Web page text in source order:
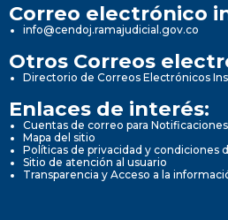
Correo electrónico
info@cendoj.ramajudicial.gov.co
Otros Correos
Directorio de Correos Electrónicos
Enlaces de interés:
Cuentas de correo para
Mapa del sitio
Políticas de privacidad y condiciones
Sitio de atención al usuario
Transparencia y Acceso a la